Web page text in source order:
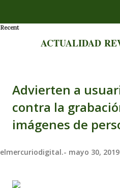
Recent
ACTUALIDAD
Advierten a
contra la
imágenes de
elmercuriodigital.- mayo 30, 2019